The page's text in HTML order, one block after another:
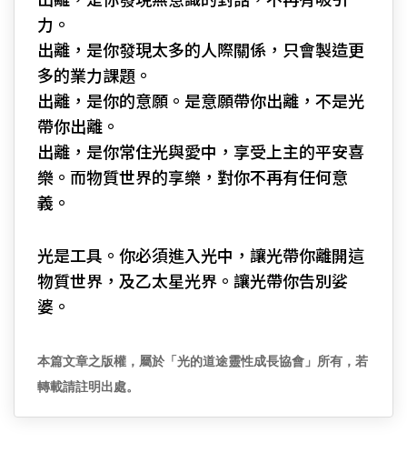
力。
出離，是你發現太多的人際關係，只會製造更
多的業力課題。
出離，是你的意願。是意願帶你出離，不是光
帶你出離。
出離，是你常住光與愛中，享受上主的平安喜
樂。而物質世界的享樂，對你不再有任何意
義。
光是工具。你必須進入光中，讓光帶你離開這
物質世界，及乙太星光界。讓光帶你告別娑
婆。
本篇文章之版權，屬於「光的道途靈性成長協會」所有，若
轉載請註明出處。